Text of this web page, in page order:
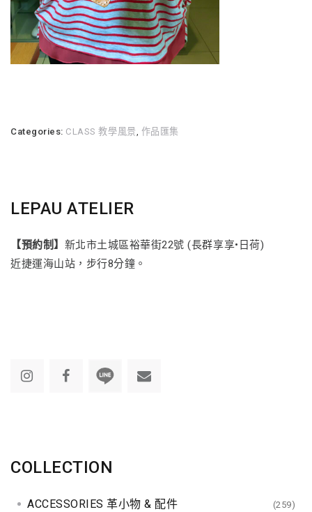
Categories: CLASS 教學風景 作品匯集
LEPAU ATELIER
【預約制】 新北市土城區裕華街22號 (長群享享•日荷)
近捷運海山站，步行8分鐘。
COLLECTION
ACCESSORIES 革小物 & 配件 (259)